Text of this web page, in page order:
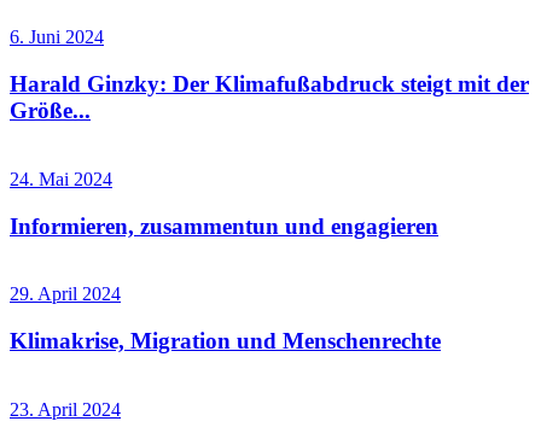
6. Juni 2024
Harald Ginzky: Der Klimafußabdruck steigt mit der
Größe...
24. Mai 2024
Informieren, zusammentun und engagieren
29. April 2024
Klimakrise, Migration und Menschenrechte
23. April 2024